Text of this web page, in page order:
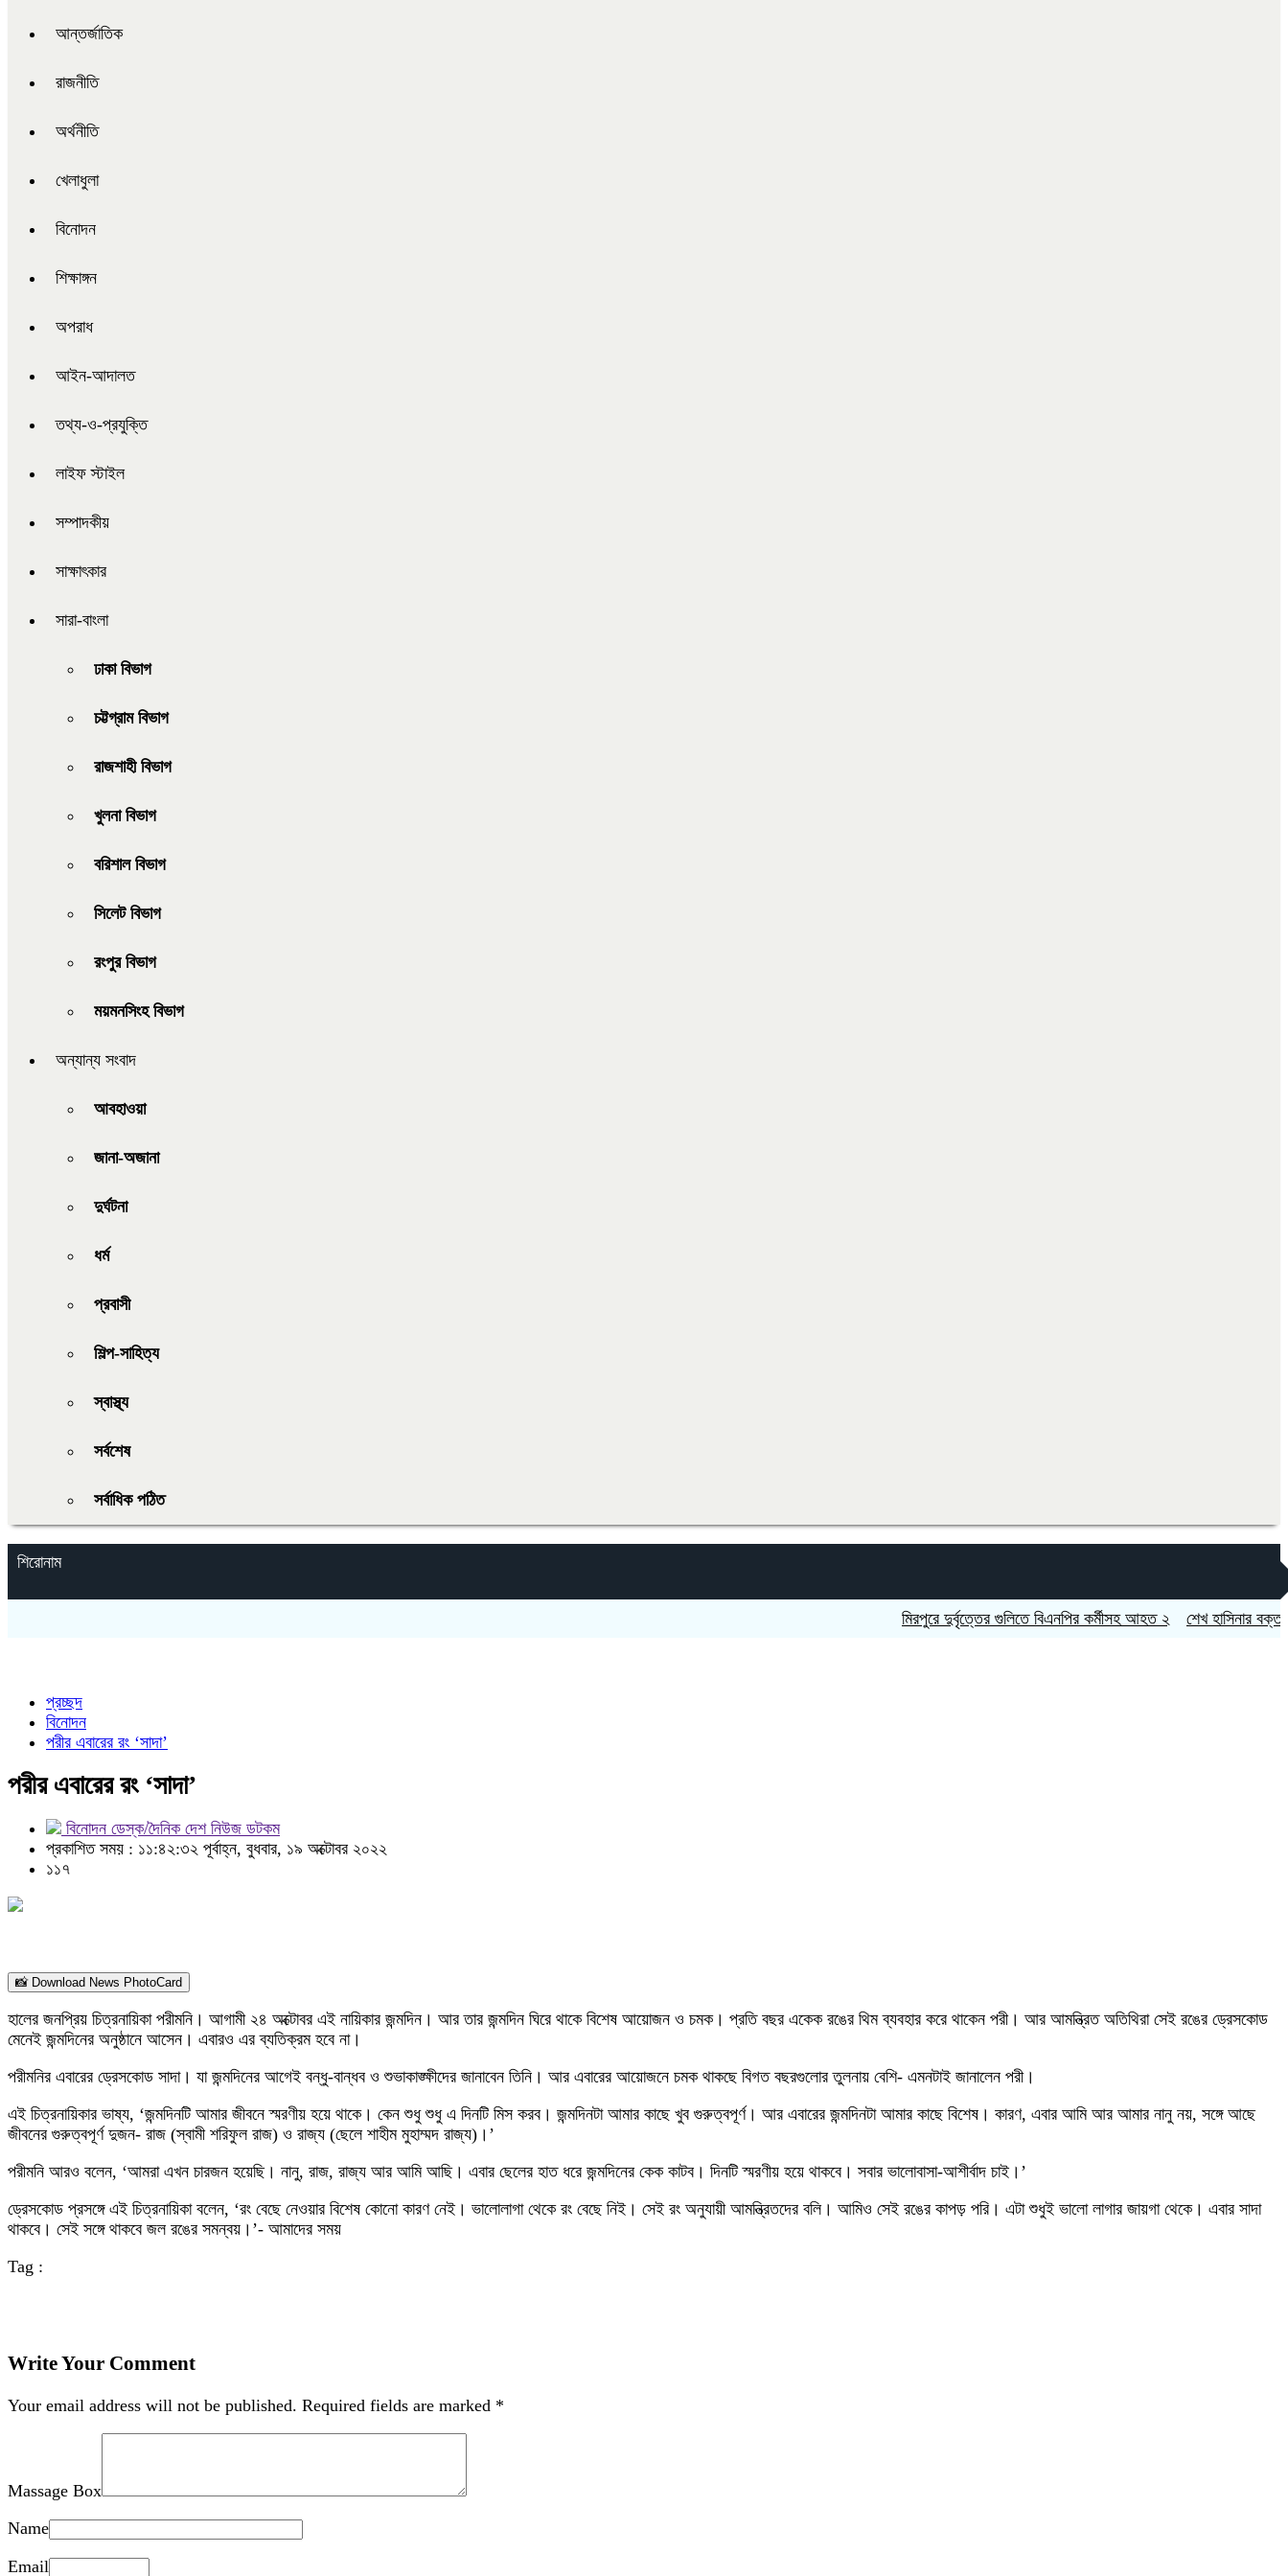
আন্তর্জাতিক
রাজনীতি
অর্থনীতি
খেলাধুলা
বিনোদন
শিক্ষাঙ্গন
অপরাধ
আইন-আদালত
তথ্য-ও-প্রযুক্তি
লাইফ স্টাইল
সম্পাদকীয়
সাক্ষাৎকার
সারা-বাংলা
ঢাকা বিভাগ
চট্টগ্রাম বিভাগ
রাজশাহী বিভাগ
খুলনা বিভাগ
বরিশাল বিভাগ
সিলেট বিভাগ
রংপুর বিভাগ
ময়মনসিংহ বিভাগ
অন্যান্য সংবাদ
আবহাওয়া
জানা-অজানা
দুর্ঘটনা
ধর্ম
প্রবাসী
শিল্প-সাহিত্য
স্বাস্থ্য
সর্বশেষ
সর্বাধিক পঠিত
শিরোনাম
মিরপুরে দুর্বৃত্তের গুলিতে বিএনপির কর্মীসহ আহত ২ শেখ হাসিনার বক্তব্যে
প্রচ্ছদ
বিনোদন
পরীর এবারের রং ‘সাদা’
পরীর এবারের রং ‘সাদা’
বিনোদন ডেস্ক/দৈনিক দেশ নিউজ ডটকম
প্রকাশিত সময় : ১১:৪২:৩২ পূর্বাহ্ন, বুধবার, ১৯ অক্টোবর ২০২২
১১৭
📸 Download News PhotoCard
হালের জনপ্রিয় চিত্রনায়িকা পরীমনি। আগামী ২৪ অক্টোবর এই নায়িকার জন্মদিন। আর তার জন্মদিন ঘিরে থাকে বিশেষ আয়োজন ও চমক। প্রতি বছর একেক রঙের থিম ব্যবহার করে থাকেন পরী। আর আমন্ত্রিত অতিথিরা সেই রঙের ড্রেসকোড
মেনেই জন্মদিনের অনুষ্ঠানে আসেন। এবারও এর ব্যতিক্রম হবে না।
পরীমনির এবারের ড্রেসকোড সাদা। যা জন্মদিনের আগেই বন্ধু-বান্ধব ও শুভাকাঙ্ক্ষীদের জানাবেন তিনি। আর এবারের আয়োজনে চমক থাকছে বিগত বছরগুলোর তুলনায় বেশি- এমনটাই জানালেন পরী।
এই চিত্রনায়িকার ভাষ্য, ‘জন্মদিনটি আমার জীবনে স্মরণীয় হয়ে থাকে। কেন শুধু শুধু এ দিনটি মিস করব। জন্মদিনটা আমার কাছে খুব গুরুত্বপূর্ণ। আর এবারের জন্মদিনটা আমার কাছে বিশেষ। কারণ, এবার আমি আর আমার নানু নয়, সঙ্গে আছে
জীবনের গুরুত্বপূর্ণ দুজন- রাজ (স্বামী শরিফুল রাজ) ও রাজ্য (ছেলে শাহীম মুহাম্মদ রাজ্য)।’
পরীমনি আরও বলেন, ‘আমরা এখন চারজন হয়েছি। নানু, রাজ, রাজ্য আর আমি আছি। এবার ছেলের হাত ধরে জন্মদিনের কেক কাটব। দিনটি স্মরণীয় হয়ে থাকবে। সবার ভালোবাসা-আশীর্বাদ চাই।’
ড্রেসকোড প্রসঙ্গে এই চিত্রনায়িকা বলেন, ‘রং বেছে নেওয়ার বিশেষ কোনো কারণ নেই। ভালোলাগা থেকে রং বেছে নিই। সেই রং অনুযায়ী আমন্ত্রিতদের বলি। আমিও সেই রঙের কাপড় পরি। এটা শুধুই ভালো লাগার জায়গা থেকে। এবার সাদা
থাকবে। সেই সঙ্গে থাকবে জল রঙের সমন্বয়।’- আমাদের সময়
Tag :
Write Your Comment
Your email address will not be published. Required fields are marked *
Massage Box
Name
Email